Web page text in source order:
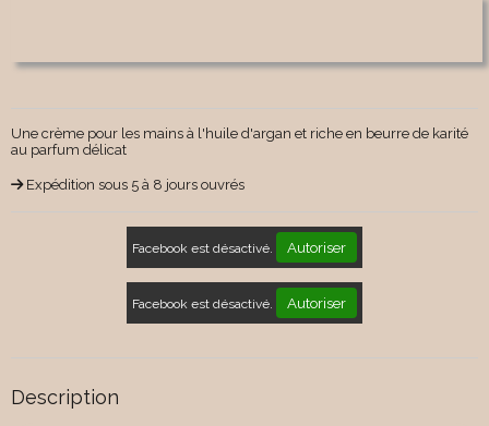
Une crème pour les mains à l'huile d'argan et riche en beurre de karité
au parfum délicat
Expédition sous 5 à 8 jours ouvrés
Facebook est désactivé. Autoriser
Facebook est désactivé. Autoriser
Description